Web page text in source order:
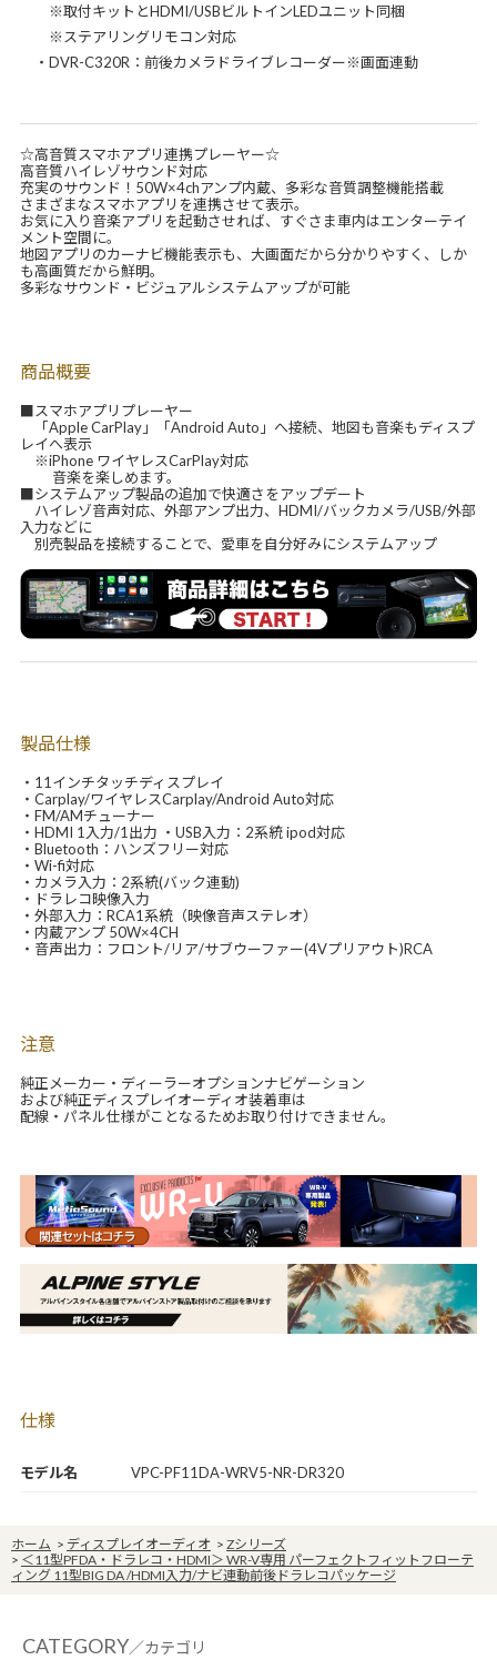
モデル名 VPC-PF11DA-WRV5-NR-DR320
※取付キットとHDMI/USBビルトインLEDユニット同梱
※ステアリングリモコン対応
・DVR-C320R：前後カメラドライブレコーダー※画面連動
☆高音質スマホアプリ連携プレーヤー☆
高音質ハイレゾサウンド対応
充実のサウンド！50W×4chアンプ内蔵、多彩な音質調整機能搭載
さまざまなスマホアプリを連携させて表示。
お気に入り音楽アプリを起動させれば、すぐさま車内はエンターテイ
メント空間に。
地図アプリのカーナビ機能表示も、大画面だから分かりやすく、しか
も高画質だから鮮明。
多彩なサウンド・ビジュアルシステムアップが可能
商品概要
■スマホアプリプレーヤー
「Apple CarPlay」「Android Auto」へ接続、地図も音楽もディスプ
レイへ表示
※iPhone ワイヤレスCarPlay対応
音楽を楽しめます。
■システムアップ製品の追加で快適さをアップデート
ハイレゾ音声対応、外部アンプ出力、HDMI/バックカメラ/USB/外部
入力などに
別売製品を接続することで、愛車を自分好みにシステムアップ
製品仕様
・11インチタッチディスプレイ
・Carplay/ワイヤレスCarplay/Android Auto対応
・FM/AMチューナー
・HDMI 1入力/1出力 ・USB入力：2系統 ipod対応
・Bluetooth：ハンズフリー対応
・Wi-fi対応
・カメラ入力：2系統(バック連動)
・ドラレコ映像入力
・外部入力：RCA1系統（映像音声ステレオ）
・内蔵アンプ 50W×4CH
・音声出力：フロント/リア/サブウーファー(4Vプリアウト)RCA
注意
純正メーカー・ディーラーオプションナビゲーション
および純正ディスプレイオーディオ装着車は
配線・パネル仕様がことなるためお取り付けできません。
仕様
ホーム > ディスプレイオーディオ > Zシリーズ
> ＜11型PFDA・ドラレコ・HDMI＞ WR-V専用 パーフェクトフィットフローテ
ィング 11型BIG DA /HDMI入力/ナビ連動前後ドラレコパッケージ
CATEGORY／カテゴリ